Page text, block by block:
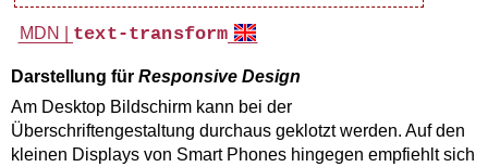
MDN | text-transform
Darstellung fürResponsive Design
Am Desktop Bildschirm kann bei der
Überschriftengestaltung durchaus geklotzt werden. Auf den
kleinen Displays von Smart Phones hingegen empfiehlt sich